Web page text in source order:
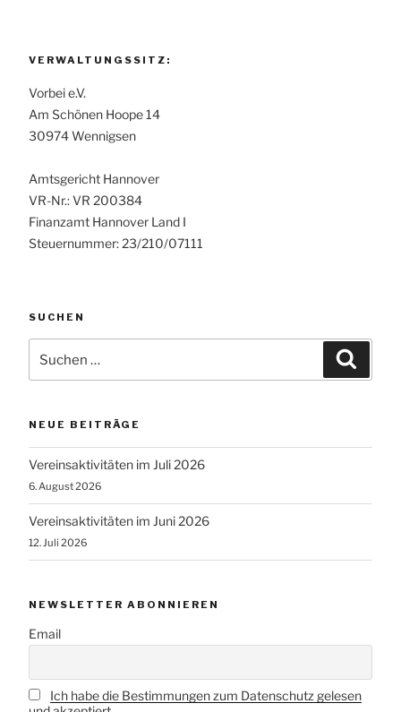
VERWALTUNGSSITZ:
Vorbei e.V.
Am Schönen Hoope 14
30974 Wennigsen
Amtsgericht Hannover
VR-Nr.: VR 200384
Finanzamt Hannover Land I
Steuernummer: 23/210/07111
SUCHEN
nach:
NEUE BEITRÄGE
Vereinsaktivitäten im Juli 2026
6. August 2026
Vereinsaktivitäten im Juni 2026
12. Juli 2026
NEWSLETTER ABONNIEREN
Email
Ich habe die Bestimmungen zum Datenschutz gelesen